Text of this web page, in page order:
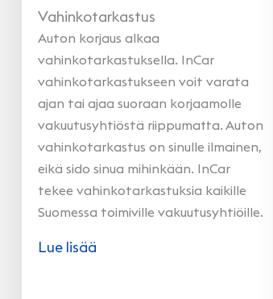
Vahinkotarkastus
Auton korjaus alkaa
vahinkotarkastuksella. InCar
vahinkotarkastukseen voit varata
ajan tai ajaa suoraan korjaamolle
vakuutusyhtiöstä riippumatta. Auton
vahinkotarkastus on sinulle ilmainen,
eikä sido sinua mihinkään. InCar
tekee vahinkotarkastuksia kaikille
Suomessa toimiville vakuutusyhtiöille.
Lue lisää